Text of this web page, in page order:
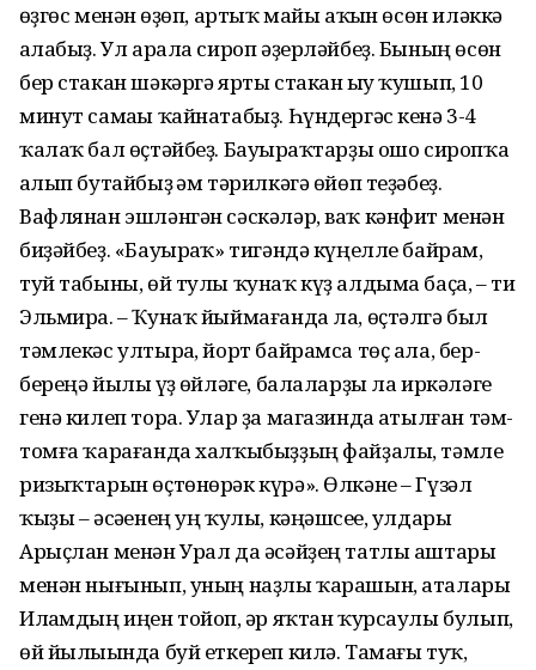
һөҙгөс менән һөҙөп, артыҡ майы аҡһын өсөн иләккә
һалабыҙ. Ул арала сироп әҙерләйбеҙ. Бының өсөн
бер стакан шәкәргә ярты стакан һыу ҡушып, 10
минут самаһы ҡайнатабыҙ. Һүндергәс кенә 3-4
ҡалаҡ бал өҫтәйбеҙ. Бауырһаҡтарҙы ошо сиропҡа
һалып бутайбыҙ һәм тәрилкәгә өйөп теҙәбеҙ.
Вафлянан эшләнгән сәскәләр, ваҡ кәнфит менән
биҙәйбеҙ. «Бауырһаҡ» тигәндә күңелле байрам,
туй табыны, өй тулы ҡунаҡ күҙ алдыма баҫа, – ти
Эльмира. – Ҡунаҡ йыймағанда ла, өҫтәлгә был
тәмлекәс ултырһа, йорт байрамса төҫ ала, бер-
береңә йылы һүҙ һөйләге, балаларҙы ла иркәләге
генә килеп тора. Улар ҙа магазинда һатылған тәм-
томға ҡарағанда халҡыбыҙҙың файҙалы, тәмле
ризыҡтарын өҫтөнөрәк күрә». Өлкәне – Гүзәл
ҡыҙы – әсәһенең уң ҡулы, кәңәшсеһе, улдары
Арыҫлан менән Урал да әсәйҙең татлы аштары
менән нығынып, уның наҙлы ҡарашын, аталары
Илһамдың иңен тойоп, һәр яҡтан ҡурсаулы булып,
өй йылыһында буй еткереп килә. Тамағы туҡ,